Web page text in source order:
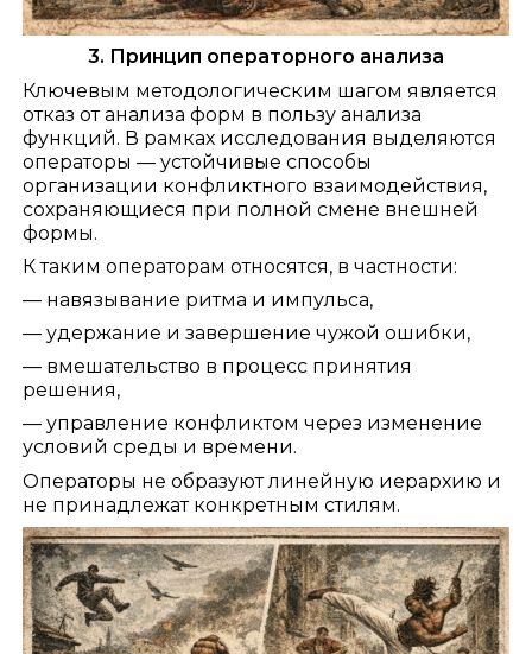
3. Принцип операторного анализа
Ключевым методологическим шагом является
отказ от анализа форм в пользу анализа
функций. В рамках исследования выделяются
операторы — устойчивые способы
организации конфликтного взаимодействия,
сохраняющиеся при полной смене внешней
формы.
К таким операторам относятся, в частности:
— навязывание ритма и импульса,
— удержание и завершение чужой ошибки,
— вмешательство в процесс принятия
решения,
— управление конфликтом через изменение
условий среды и времени.
Операторы не образуют линейную иерархию и
не принадлежат конкретным стилям.